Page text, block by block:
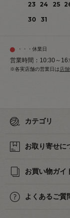
23
24 25
30
31
・・・休業日
営業時間：10:30～
※各実店舗の営業日は店
カテゴリ
お取り寄せに
お買い物ガイ
よくあるご質